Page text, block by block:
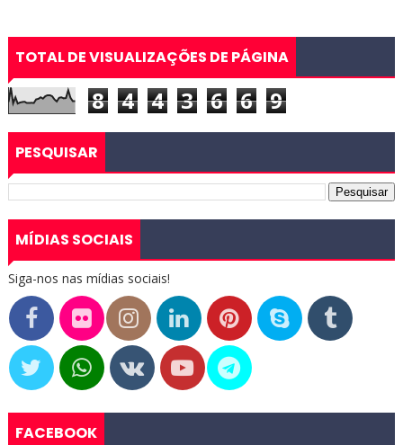
TOTAL DE VISUALIZAÇÕES DE PÁGINA
8 4 4 3 6 6 9
PESQUISAR
MÍDIAS SOCIAIS
Siga-nos nas mídias sociais!
FACEBOOK